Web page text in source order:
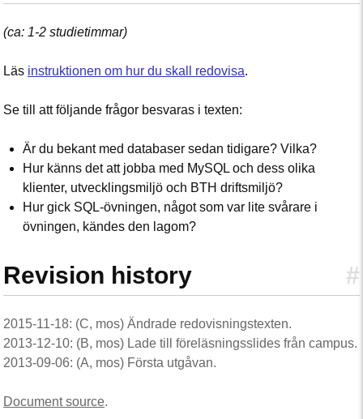
(ca: 1-2 studietimmar)
Läs instruktionen om hur du skall redovisa.
Se till att följande frågor besvaras i texten:
Är du bekant med databaser sedan tidigare? Vilka?
Hur känns det att jobba med MySQL och dess olika
klienter, utvecklingsmiljö och BTH driftsmiljö?
Hur gick SQL-övningen, något som var lite svårare i
övningen, kändes den lagom?
#
Revision history
2015-11-18: (C, mos) Ändrade redovisningstexten.
2013-12-10: (B, mos) Lade till föreläsningsslides från campus.
2013-09-06: (A, mos) Första utgåvan.
Document source.